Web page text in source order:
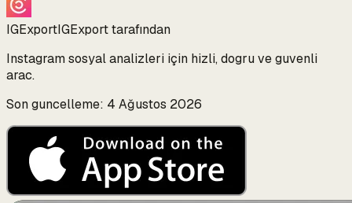
IGExportIGExport tarafından
Instagram sosyal analizleri için hizli, dogru ve guvenli
arac.
Son guncelleme: 4 Ağustos 2026